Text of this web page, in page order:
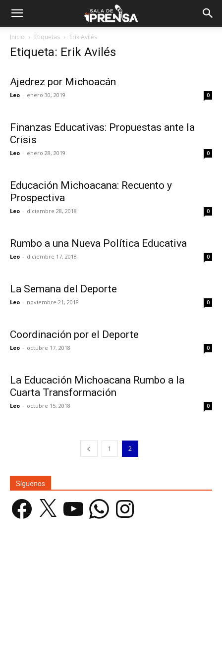
Inicio Etiquetas Erik Avilés
Etiqueta: Erik Avilés
Ajedrez por Michoacán
Leo - enero 30, 2019 0
Finanzas Educativas: Propuestas ante la
Crisis
Leo - enero 28, 2019 0
Educación Michoacana: Recuento y
Prospectiva
Leo - diciembre 28, 2018 0
Rumbo a una Nueva Política Educativa
Leo - diciembre 17, 2018 0
La Semana del Deporte
Leo - noviembre 21, 2018 0
Coordinación por el Deporte
Leo - octubre 17, 2018 0
La Educación Michoacana Rumbo a la
Cuarta Transformación
Leo - octubre 15, 2018 0
1 2
Síguenos
Facebook YouTube WhatsAppInstagram